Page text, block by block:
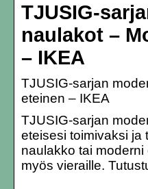
TJUSIG-
naulakot –
– IKEA
TJUSIG-sarjan
eteinen – IKEA
TJUSIG-sarjan
eteisesi toimivaksi ja
naulakko tai
myös vieraille.